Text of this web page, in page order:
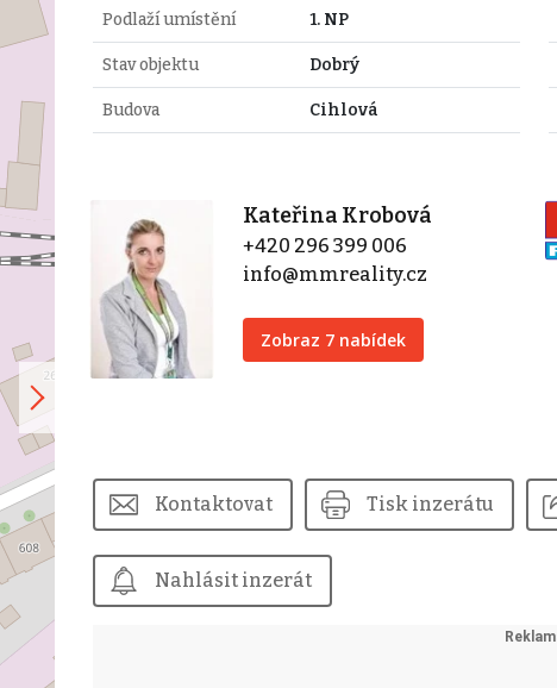
Podlaží umístění 1. NP
Stav objektu Dobrý
Budova Cihlová
Kateřina Krobová
+420 296 399 006
info@mmreality.cz
Zobraz 7 nabídek
Kontaktovat Tisk inzerátu
Nahlásit inzerát